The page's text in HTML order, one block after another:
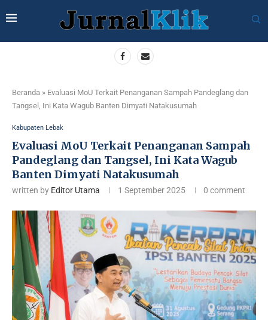
Beranda » Evaluasi MoU Terkait Penanganan Sampah Pandeglang dan
Tangsel, Ini Kata Wagub Banten Dimyati Natakusumah
Kabupaten Lebak
Evaluasi MoU Terkait Penanganan Sampah
Pandeglang dan Tangsel, Ini Kata Wagub
Banten Dimyati Natakusumah
written by Editor Utama 1 September 2025 0 comment